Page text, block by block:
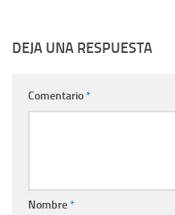
DEJA UNA RESPUESTA
Comentario*
Nombre*